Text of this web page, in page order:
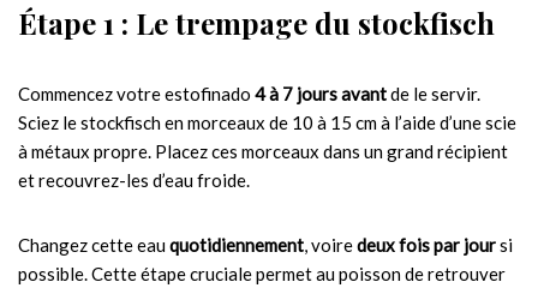
Étape 1 : Le trempage du stockfisch
Commencez votre estofinado 4 à 7 jours avantde le servir.
Sciez le stockfisch en morceaux de 10 à 15 cm à l’aide d’une scie
à métaux propre. Placez ces morceaux dans un grand récipient
et recouvrez-les d’eau froide.
Changez cette eauquotidiennement, voiredeux fois par joursi
possible. Cette étape cruciale permet au poisson de retrouver